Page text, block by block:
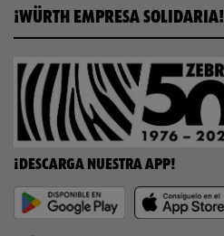
¡WÜRTH EMPRESA SOLIDARIA!
¡DESCARGA NUESTRA APP!